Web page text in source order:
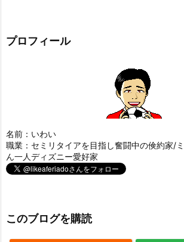
プロフィール
名前：いわい
職業：セミリタイアを目指し奮闘中の倹約家/
ん一人ディズニー愛好家
このブログを購読